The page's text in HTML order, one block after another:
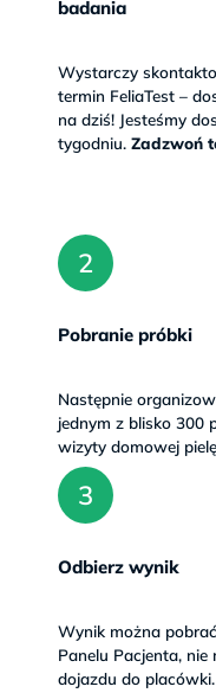
badania
Wystarczy
termin FeliaTest –
na dziś! Jesteśmy
tygodniu. Zadzwoń
Pobranie próbki
Następnie
jednym z blisko 300
wizyty domowej
Odbierz wynik
Wynik można
Panelu Pacjenta,
dojazdu do placówki.